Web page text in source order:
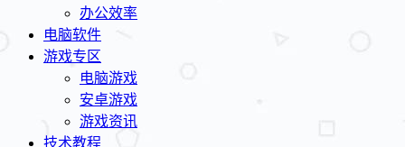
办公效率
电脑软件
游戏专区
电脑游戏
安卓游戏
游戏资讯
技术教程